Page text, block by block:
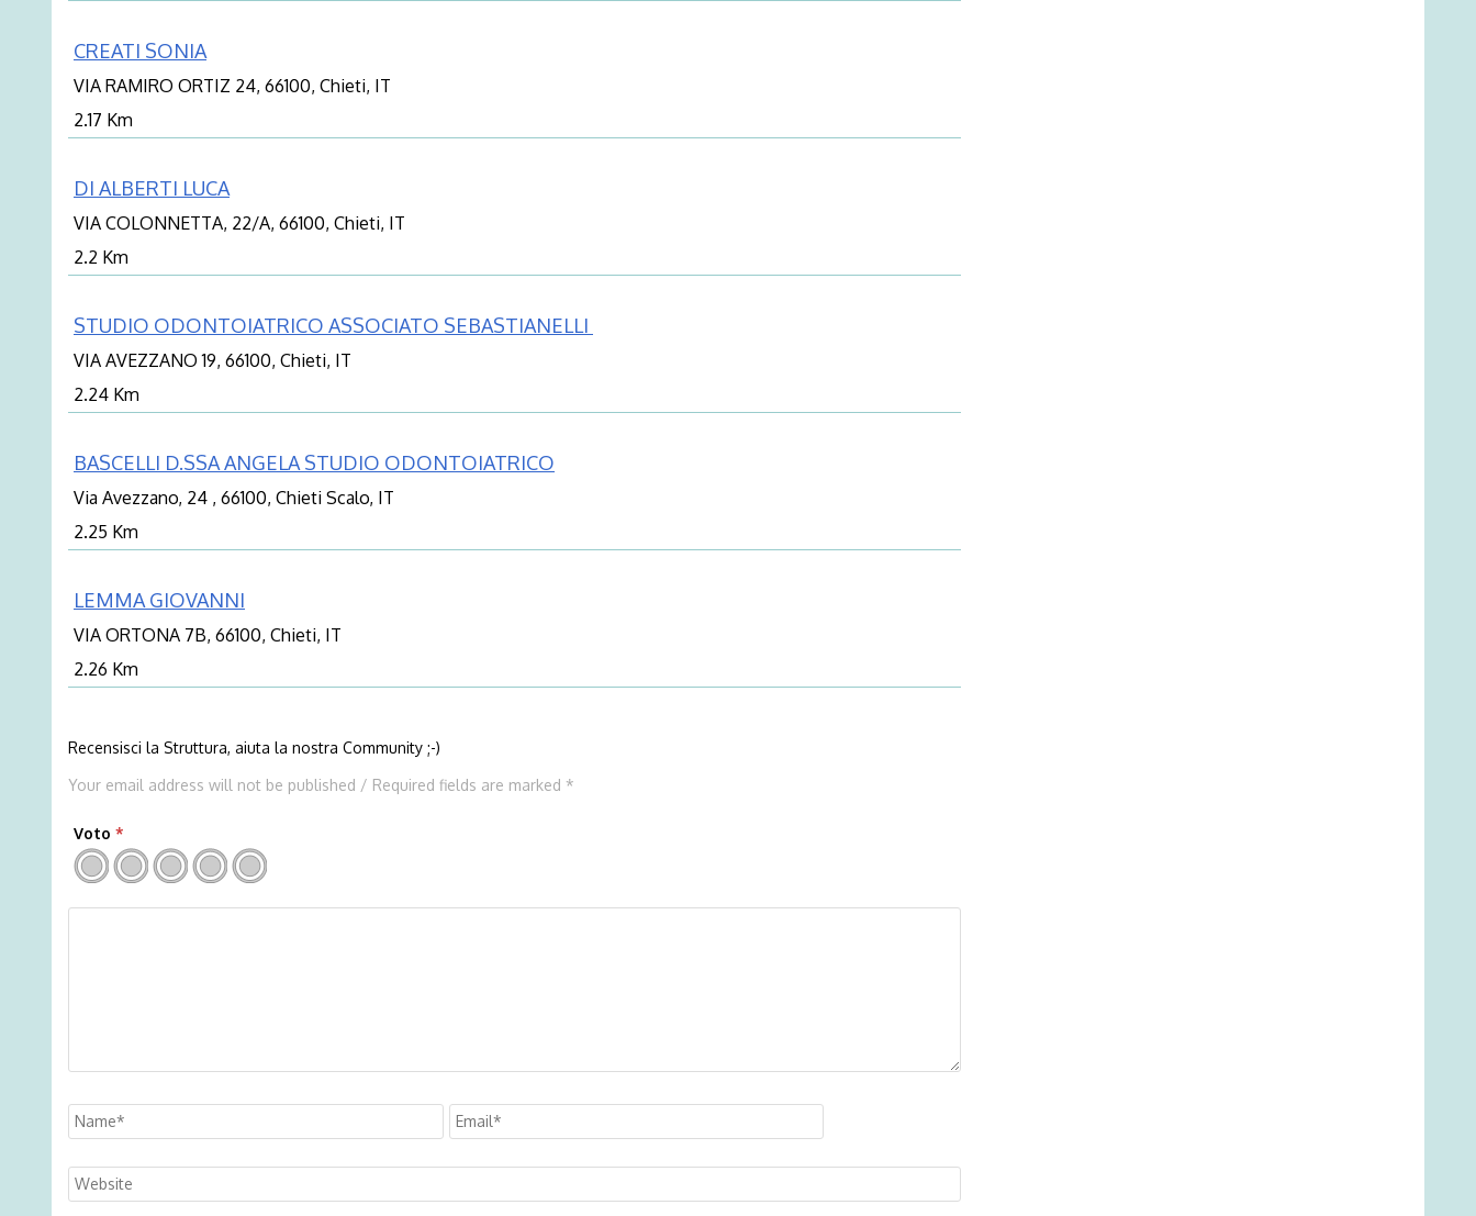
CREATI SONIA
VIA RAMIRO ORTIZ 24, 66100, Chieti, IT
2.17 Km
DI ALBERTI LUCA
VIA COLONNETTA, 22/A, 66100, Chieti, IT
2.2 Km
STUDIO ODONTOIATRICO ASSOCIATO SEBASTIANELLI
VIA AVEZZANO 19, 66100, Chieti, IT
2.24 Km
BASCELLI D.SSA ANGELA STUDIO ODONTOIATRICO
Via Avezzano, 24 , 66100, Chieti Scalo, IT
2.25 Km
LEMMA GIOVANNI
VIA ORTONA 7B, 66100, Chieti, IT
2.26 Km
Recensisci la Struttura, aiuta la nostra Community ;-)
Your email address will not be published / Required fields are marked *
Voto *